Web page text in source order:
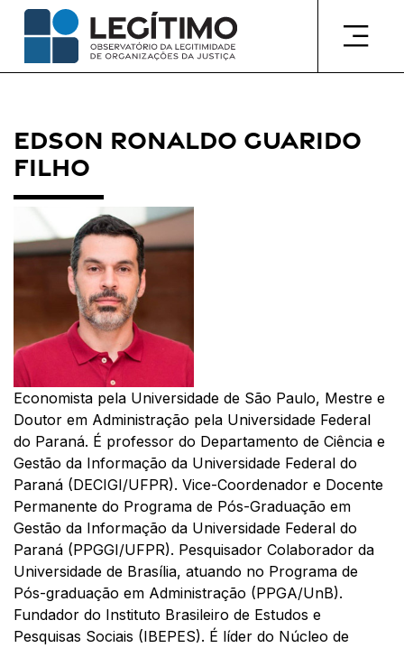
Pular
para
conteúdo
Edson Ronaldo Guarido
Filho
Economista pela Universidade de São Paulo, Mestre e
Doutor em Administração pela Universidade Federal
do Paraná. É professor do Departamento de Ciência e
Gestão da Informação da Universidade Federal do
Paraná (DECIGI/UFPR). Vice-Coordenador e Docente
Permanente do Programa de Pós-Graduação em
Gestão da Informação da Universidade Federal do
Paraná (PPGGI/UFPR). Pesquisador Colaborador da
Universidade de Brasília, atuando no Programa de
Pós-graduação em Administração (PPGA/UnB).
Fundador do Instituto Brasileiro de Estudos e
Pesquisas Sociais (IBEPES). É líder do Núcleo de